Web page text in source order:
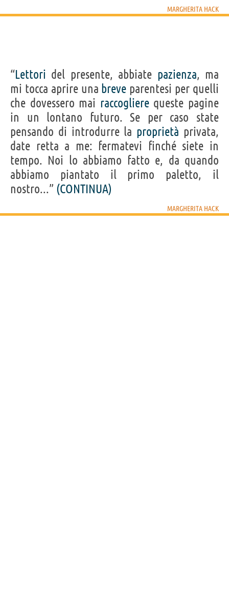
MARGHERITA HACK
“Lettori del presente, abbiate pazienza, ma
mi tocca aprire una breve parentesi per quelli
che dovessero mai raccoglierequeste pagine
in un lontano futuro. Se per caso state
pensando di introdurre la proprietà privata,
date retta a me: fermatevi finché siete in
tempo. Noi lo abbiamo fatto e, da quando
abbiamo piantato il primo paletto, il
nostro...” (CONTINUA)
MARGHERITA HACK